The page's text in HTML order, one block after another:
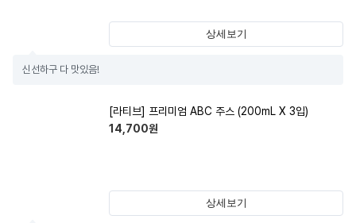
상세보기
신선하구 다 맛있음!
[라티브] 프리미엄 ABC 주스 (200mL X 3입)
14,700원
상세보기